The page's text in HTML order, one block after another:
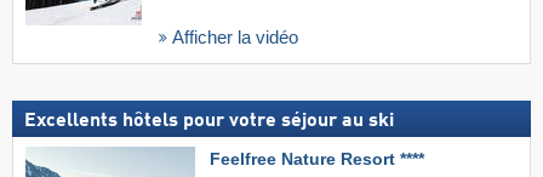
Afficher la vidéo
Excellents hôtels pour votre séjour au ski
Feelfree Nature Resort ****